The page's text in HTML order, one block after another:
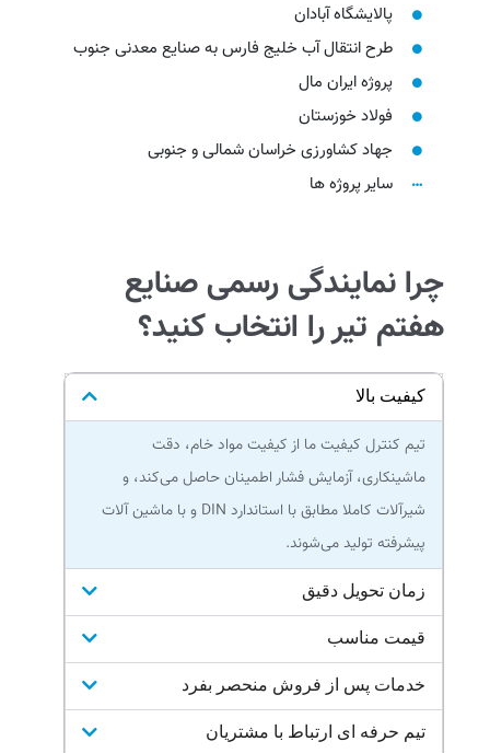
پالایشگاه آبادان
طرح انتقال آب خلیج فارس به صنایع معدنی جنوب
پروژه ایران مال
فولاد خوزستان
جهاد کشاورزی خراسان شمالی و جنوبی
سایر پروژه ها
چرا نمایندگی رسمی صنایع
هفتم تیر را انتخاب کنید؟
کیفیت بالا
تیم کنترل کیفیت ما از کیفیت مواد خام، دقت
ماشینکاری، آزمایش فشار اطمینان حاصل می‌کند، و
شیرآلات کاملا مطابق با استاندارد DIN و با ماشین آلات
پیشرفته تولید می‌شوند.
زمان تحویل دقیق
قیمت مناسب
خدمات پس از فروش منحصر بفرد
تیم حرفه ای ارتباط با مشتریان